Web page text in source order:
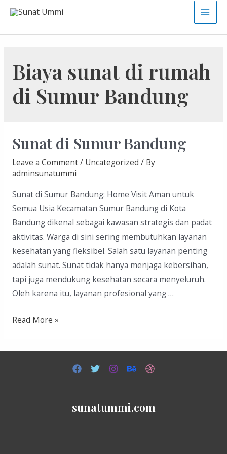
Skip
content
Main
Biaya sunat di rumah
di Sumur Bandung
Sunat di Sumur Bandung
Leave a Comment/ Uncategorized / By
adminsunatummi
Sunat di Sumur Bandung: Home Visit Aman untuk
Semua Usia Kecamatan Sumur Bandung di Kota
Bandung dikenal sebagai kawasan strategis dan padat
aktivitas. Warga di sini sering membutuhkan layanan
kesehatan yang fleksibel. Salah satu layanan penting
adalah sunat. Sunat tidak hanya menjaga kebersihan,
tapi juga mendukung kesehatan secara menyeluruh.
Oleh karena itu, layanan profesional yang …
Sunat
Read More »
sunatummi.com